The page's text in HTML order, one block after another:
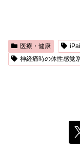
医療・健康
神経痛時の体性感覚